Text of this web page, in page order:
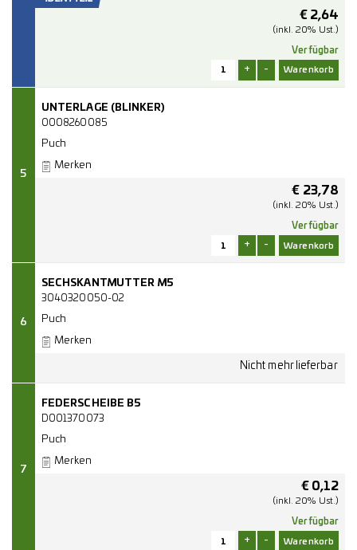
€2,64
(inkl. 20% Ust.)
Verfügbar
+ -
5
UNTERLAGE (BLINKER)
0008260085
Puch
Merken
€ 23,78
(inkl. 20% Ust.)
Verfügbar
+ -
6
SECHSKANTMUTTER M5
3040320050-02
Puch
Merken
7
FEDERSCHEIBE B5
D001370073
Puch
Merken
€ 0,12
(inkl. 20% Ust.)
Verfügbar
+ -